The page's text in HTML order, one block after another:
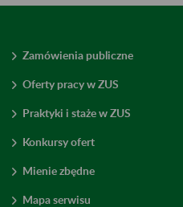
Zamówienia publiczne
Oferty pracy w ZUS
Praktyki i staże w ZUS
Konkursy ofert
Mienie zbędne
Mapa serwisu